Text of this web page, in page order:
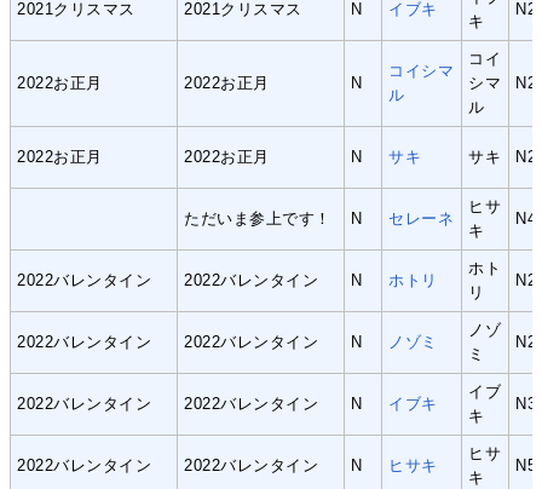
2021クリスマス 2021クリスマス N イブキ
キ
N2
2022お正月 2022お正月 N
コイシマ
ル
コイ
シマ
ル
N2
2022お正月 2022お正月 N サキ サキ N2
ただいま参上です！ N セレーネ
ヒサ
キ
N4
2022バレンタイン 2022バレンタイン N ホトリ
ホト
リ
N2
2022バレンタイン 2022バレンタイン N ノゾミ
ノゾ
ミ
N2
2022バレンタイン 2022バレンタイン N イブキ
イブ
キ
N3
2022バレンタイン 2022バレンタイン N ヒサキ
ヒサ
キ
N5